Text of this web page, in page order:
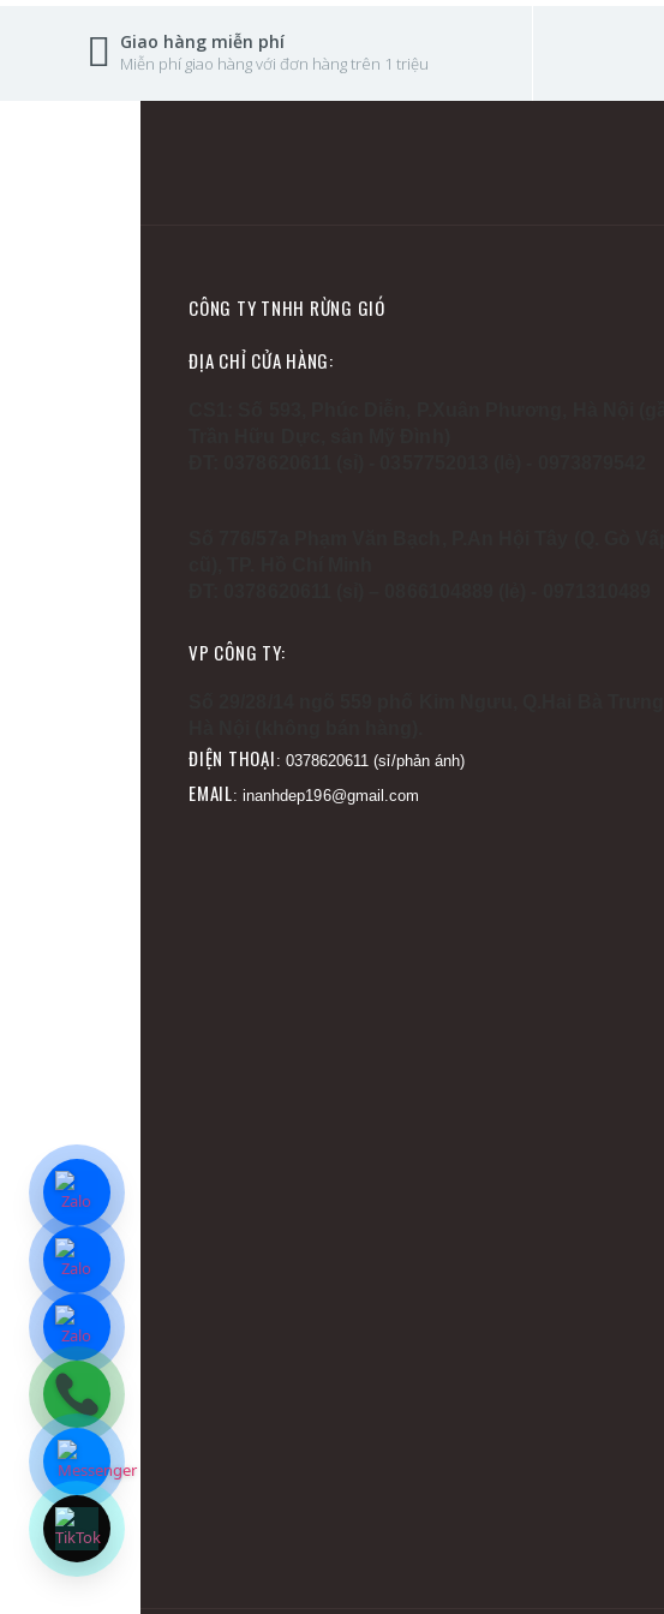
Giao hàng miễn phí
Miễn phí giao hàng với đơn hàng trên 1 triệu
CÔNG TY TNHH RỪNG GIÓ
ĐỊA CHỈ CỬA HÀNG:
VP CÔNG TY:
ĐIỆN THOẠI : 0378620611 (sỉ/phản ánh)
EMAIL: inanhdep196@gmail.com